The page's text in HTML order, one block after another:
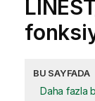
BU SAYFADA
Daha fazla